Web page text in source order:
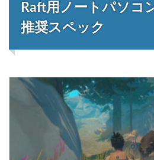
Raft用ノートパソコ
推奨スペック